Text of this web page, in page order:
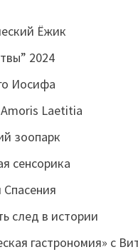
Ёжик
2024
Иосифа
Laetitia
зоопарк
сенсорика
Спасения
след в истории
гастрономия» с